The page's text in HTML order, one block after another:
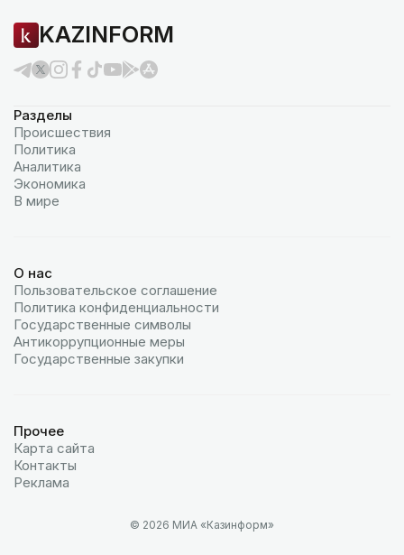
KAZINFORM
Разделы
Происшествия
Политика
Аналитика
Экономика
В мире
О нас
Пользовательское соглашение
Политика конфиденциальности
Государственные символы
Антикоррупционные меры
Государственные закупки
Прочее
Карта сайта
Контакты
Реклама
© 2026 МИА «Казинформ»